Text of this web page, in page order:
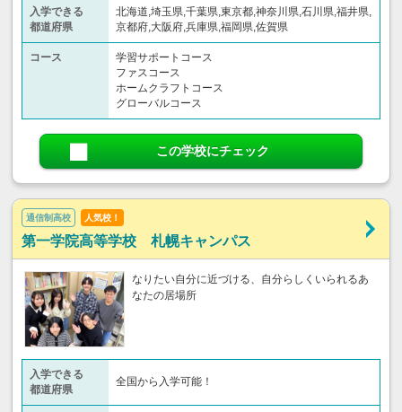
入学できる
都道府県
北海道,埼玉県,千葉県,東京都,神奈川県,石川県,福井県,
京都府,大阪府,兵庫県,福岡県,佐賀県
コース
学習サポートコース
ファスコース
ホームクラフトコース
グローバルコース
この学校にチェック
通信制高校 人気校！
第一学院高等学校 札幌キャンパス
なりたい自分に近づける、自分らしくいられるあ
なたの居場所
入学できる
都道府県
全国から入学可能！